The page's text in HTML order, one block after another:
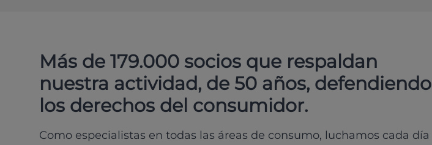
Más de 179.000 socios que respaldan
nuestra actividad, de 50 años, defendiendo
los derechos del consumidor.
Como especialistas en todas las áreas de consumo, luchamos cada día